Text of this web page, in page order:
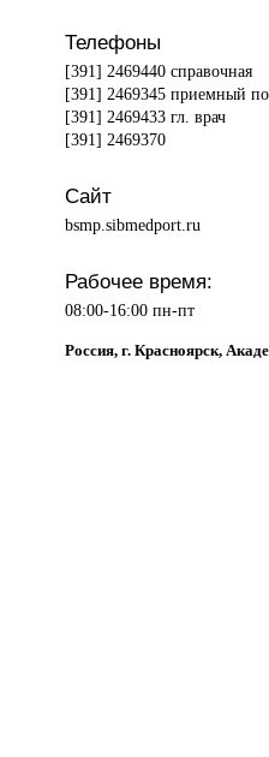
Телефоны
[391] 2469440 справочная
[391] 2469345 приемный
[391] 2469433 гл. врач
[391] 2469370
Сайт
bsmp.sibmedport.ru
Рабочее время:
08:00-16:00 пн-пт
Россия, г. Красноярск,